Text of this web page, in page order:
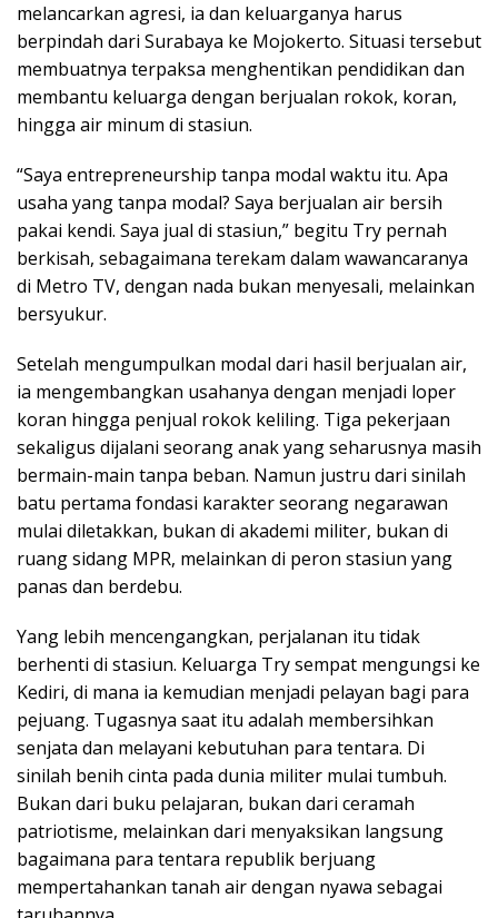
melancarkan agresi, ia dan keluarganya harus
berpindah dari Surabaya ke Mojokerto. Situasi tersebut
membuatnya terpaksa menghentikan pendidikan dan
membantu keluarga dengan berjualan rokok, koran,
hingga air minum di stasiun.
“Saya entrepreneurship tanpa modal waktu itu. Apa
usaha yang tanpa modal? Saya berjualan air bersih
pakai kendi. Saya jual di stasiun,” begitu Try pernah
berkisah, sebagaimana terekam dalam wawancaranya
di Metro TV, dengan nada bukan menyesali, melainkan
bersyukur.
Setelah mengumpulkan modal dari hasil berjualan air,
ia mengembangkan usahanya dengan menjadi loper
koran hingga penjual rokok keliling. Tiga pekerjaan
sekaligus dijalani seorang anak yang seharusnya masih
bermain-main tanpa beban. Namun justru dari sinilah
batu pertama fondasi karakter seorang negarawan
mulai diletakkan, bukan di akademi militer, bukan di
ruang sidang MPR, melainkan di peron stasiun yang
panas dan berdebu.
Yang lebih mencengangkan, perjalanan itu tidak
berhenti di stasiun. Keluarga Try sempat mengungsi ke
Kediri, di mana ia kemudian menjadi pelayan bagi para
pejuang. Tugasnya saat itu adalah membersihkan
senjata dan melayani kebutuhan para tentara. Di
sinilah benih cinta pada dunia militer mulai tumbuh.
Bukan dari buku pelajaran, bukan dari ceramah
patriotisme, melainkan dari menyaksikan langsung
bagaimana para tentara republik berjuang
mempertahankan tanah air dengan nyawa sebagai